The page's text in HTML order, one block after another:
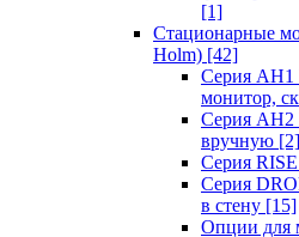
[1]
Стационарные
Holm) [42]
Серия
монитор,
Серия AH2
вручную [2]
Серия
Серия
в стену [15]
Опции для